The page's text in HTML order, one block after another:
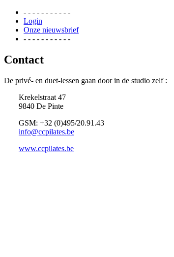
- - - - - - - - - - -
Login
Onze nieuwsbrief
- - - - - - - - - - -
Contact
De privé- en duet-lessen gaan door in de studio zelf :
Krekelstraat 47
9840 De Pinte
GSM: +32 (0)495/20.91.43
info@ccpilates.be
www.ccpilates.be